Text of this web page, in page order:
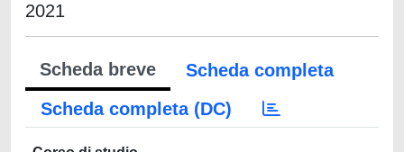
2021
Scheda breve
Scheda completa
Scheda completa (DC)